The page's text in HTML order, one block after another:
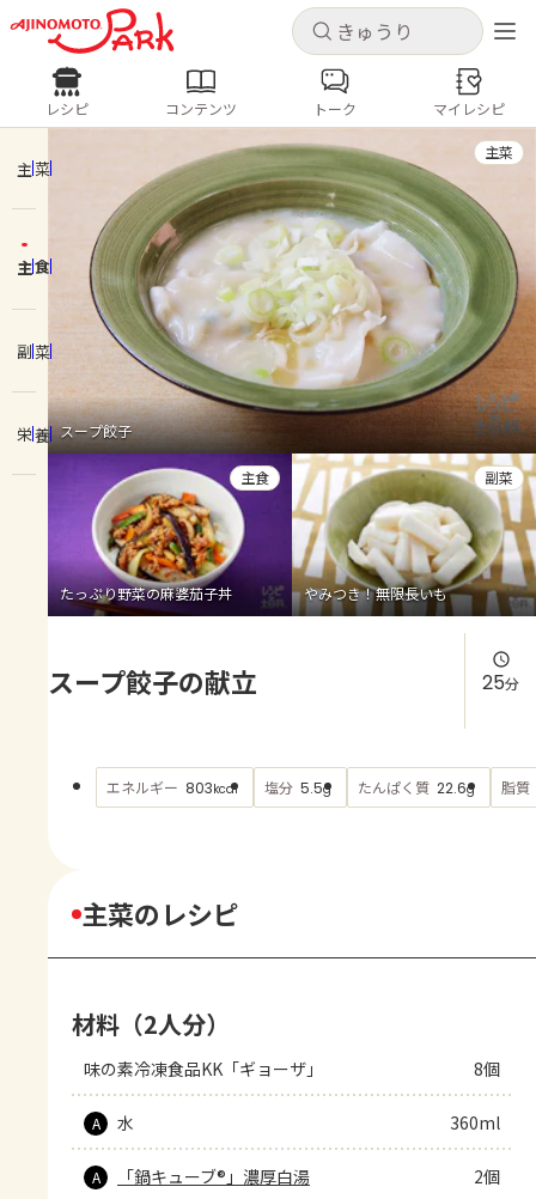
キャンセル
ログインするとレシピを保存できます
ログイン 新規登録
ホーム
コンテンツ
レシピ
トーク
よくあるお問い合わせ
お買い物
AJINOMOTO PARK とは
キャンセル
レシピ コンテンツ
人気の食材・レシピ
きゅうり なす トマト
とうもろこし
ピーマン
みょうが ゴーヤ
レシピ コンテンツ トーク マイレシピ
主菜
主食
副菜
栄養 スープ餃子
主菜
たっぷり野菜の麻婆茄子丼
主食
やみつき！無限長いも
副菜
スープ餃子の献立 25分
エネルギー 803kcal 塩分 5.5g たんぱく質 22.6g 脂質
主菜のレシピ
材料（2人分）
味の素冷凍食品KK「ギョーザ」 8個
A 水 360ml
A 「鍋キューブ®」濃厚白湯 2個